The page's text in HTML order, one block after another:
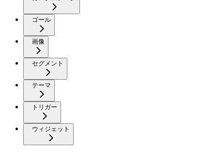
ゴール
画像
セグメント
テーマ
トリガー
ウィジェット